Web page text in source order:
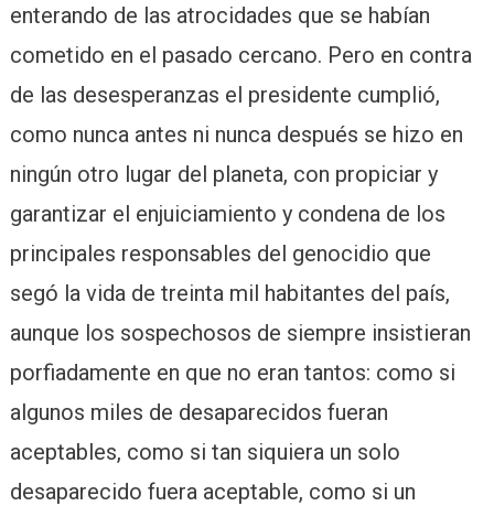
enterando de las atrocidades que se habían
cometido en el pasado cercano. Pero en contra
de las desesperanzas el presidente cumplió,
como nunca antes ni nunca después se hizo en
ningún otro lugar del planeta, con propiciar y
garantizar el enjuiciamiento y condena de los
principales responsables del genocidio que
segó la vida de treinta mil habitantes del país,
aunque los sospechosos de siempre insistieran
porfiadamente en que no eran tantos: como si
algunos miles de desaparecidos fueran
aceptables, como si tan siquiera un solo
desaparecido fuera aceptable, como si un